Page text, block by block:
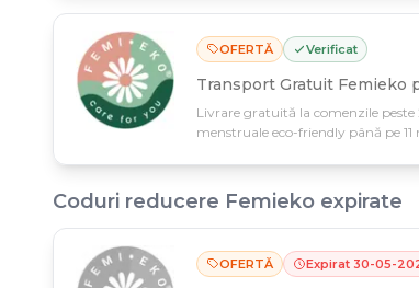
OFERTĂ Verificat
Transport Gratuit Femieko
Livrare gratuită la comenzile
menstruale eco-friendly până pe
Coduri reducere Femieko expirate
OFERTĂ Expirat 30-05-